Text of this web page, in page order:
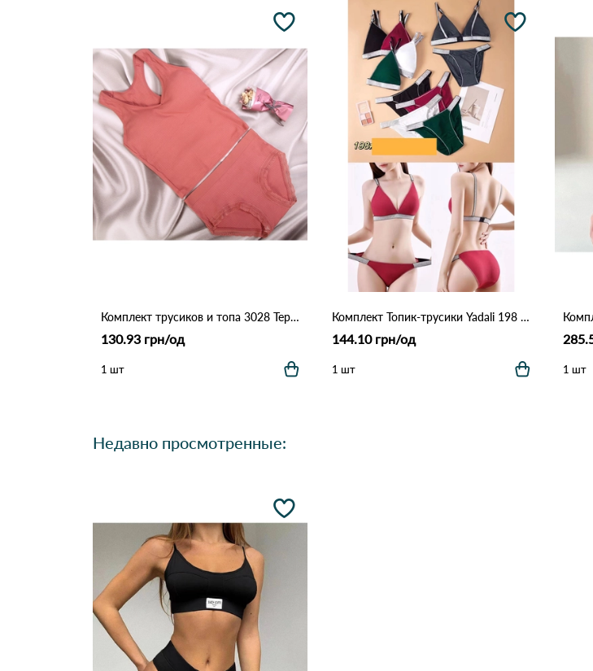
Комплект трусиков и топа 3028 Терракотовый
130.93 грн/од
1 шт
Комплект Топик-трусики Yadali 198 Различные цвета
144.10 грн/од
1 шт 1 шт
Недавно просмотренные: